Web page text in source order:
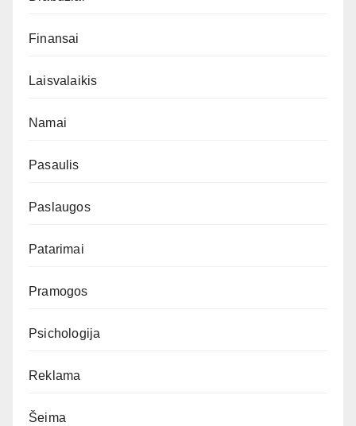
Finansai
Laisvalaikis
Namai
Pasaulis
Paslaugos
Patarimai
Pramogos
Psichologija
Reklama
Šeima